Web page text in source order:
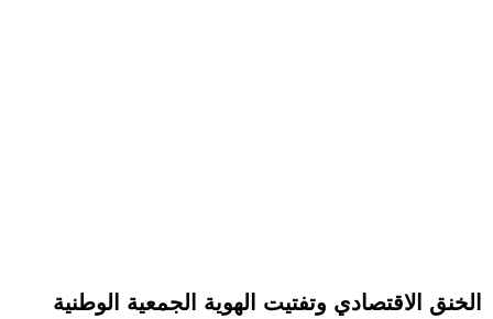
الخنق الاقتصادي وتفتيت الهوية الجمعية الوطنية